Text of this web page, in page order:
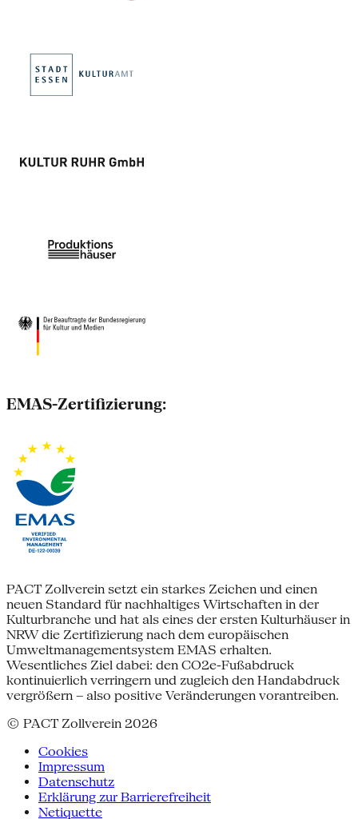
EMAS-Zertifizierung:
PACT Zollverein setzt ein starkes Zeichen und einen
neuen Standard für nachhaltiges Wirtschaften in der
Kulturbranche und hat als eines der ersten Kulturhäuser in
NRW die Zertifizierung nach dem europäischen
Umweltmanagementsystem EMAS erhalten.
Wesentliches Ziel dabei: den CO2e-Fußabdruck
kontinuierlich verringern und zugleich den Handabdruck
vergrößern – also positive Veränderungen vorantreiben.
© PACT Zollverein 2026
Cookies
Impressum
Datenschutz
Erklärung zur Barrierefreiheit
Netiquette